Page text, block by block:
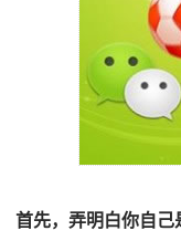
首先，弄明白你自己